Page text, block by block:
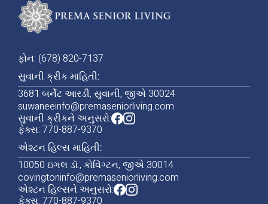
ફોન: (678) 820-7137
સુવાની ક્રીક માહિતી:
3681 બર્નેટ આરડી, સુવાની, જીએ 30024
suwaneeinfo@premaseniorliving.com
સુવાની ક્રીકને અનુસરો:
ફેક્સ: 770-887-9370
એશ્ટન હિલ્સ માહિતી:
10050 ઇગલ ડૉ., કોવિંગ્ટન, જીએ 30014
covingtoninfo@premaseniorliving.com
એશ્ટન હિલ્સને અનુસરો:
ફેક્સ: 770-887-9370